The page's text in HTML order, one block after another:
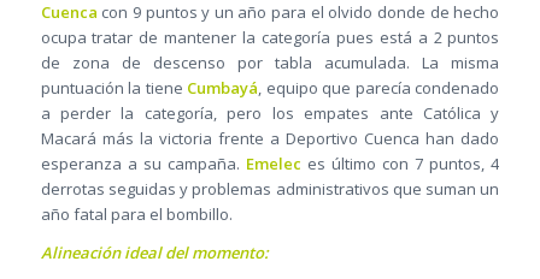
Cuenca con 9 puntos y un año para el olvido donde de hecho
ocupa tratar de mantener la categoría pues está a 2 puntos
de zona de descenso por tabla acumulada. La misma
puntuación la tiene Cumbayá, equipo que parecía condenado
a perder la categoría, pero los empates ante Católica y
Macará más la victoria frente a Deportivo Cuenca han dado
esperanza a su campaña. Emelec es último con 7 puntos, 4
derrotas seguidas y problemas administrativos que suman un
año fatal para el bombillo.
Alineación ideal del momento: